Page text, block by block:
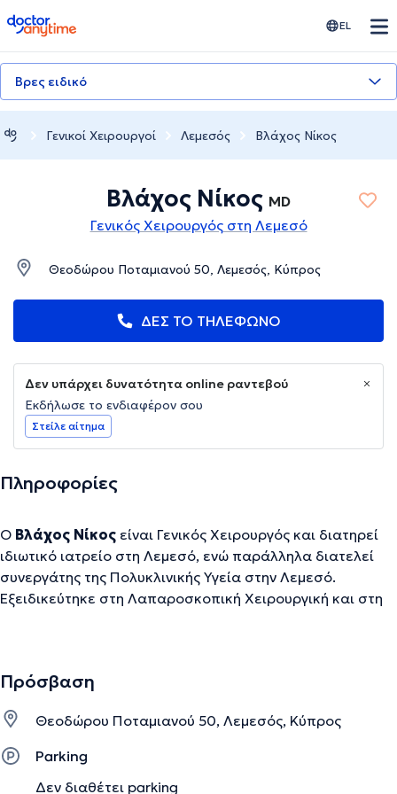
doctoranytime EL
Βρες ειδικό
Γενικοί Χειρουργοί Λεμεσός Βλάχος Νίκος
Βλάχος Νίκος MD
Γενικός Χειρουργός στη Λεμεσό
Θεοδώρου Ποταμιανού 50, Λεμεσός, Κύπρος
ΔΕΣ ΤΟ ΤΗΛΕΦΩΝΟ
Δεν υπάρχει δυνατότητα online ραντεβού
Εκδήλωσε το ενδιαφέρον σου
Στείλε αίτημα
Πληροφορίες
Ο Βλάχος Νίκος είναι Γενικός Χειρουργός και διατηρεί
ιδιωτικό ιατρείο στη Λεμεσό, ενώ παράλληλα διατελεί
συνεργάτης της Πολυκλινικής Υγεία στην Λεμεσό.
Εξειδικεύτηκε στη Λαπαροσκοπική Χειρουργική και στη
παρακολούθησε εκπαιδευτικό πρόγραμμα Χειρουργικής
gastrectomy-γαστρικό μανίκι) στη Νέα Υόρκη των
Ηνωμένων Πολιτειών Αμερικής. Εξειδικεύτηκε στη
Ρομποτική Χειρουργική δια του Ρομποτικού συστήματος
Da Vinci στο Στρασβούργο (IRCAD/EITS)-Γαλλία. Έχει
Πρόσβαση
Θεοδώρου Ποταμιανού 50, Λεμεσός, Κύπρος
Parking
Δεν διαθέτει parking